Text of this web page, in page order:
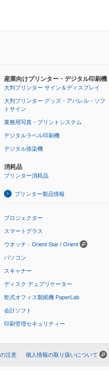
産業向けプリンター・デジタル印刷機
大判プリンター サイン＆ディスプレイ
大判プリンター グッズ・アパレル・ソフ
トサイン
業務用写真・プリントシステム
デジタルラベル印刷機
デジタル捺染機
消耗品
プリンター消耗品
プリンター製品情報
プロジェクター
スマートグラス
ウオッチ：Orient Star / Orient
パソコン
スキャナー
ディスク デュプリケーター
乾式オフィス製紙機 PaperLab
会計ソフト
印刷管理セキュリティー
注意 個人情報の取り扱いについて